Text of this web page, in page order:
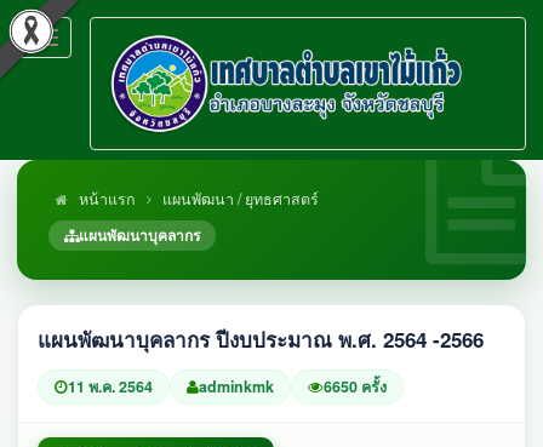
Toggle
navigation
หน้าแรก
แผนพัฒนา / ยุทธศาสตร์
แผนพัฒนาบุคลากร
แผนพัฒนาบุคลากร ปีงบประมาณ พ.ศ. 2564 -2566
11 พ.ค. 2564 adminkmk 6650 ครั้ง